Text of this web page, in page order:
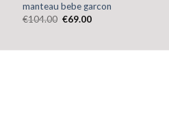
manteau bebe garcon
€104.00 €69.00